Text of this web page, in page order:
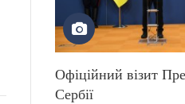
Офіційний візит
Сербії